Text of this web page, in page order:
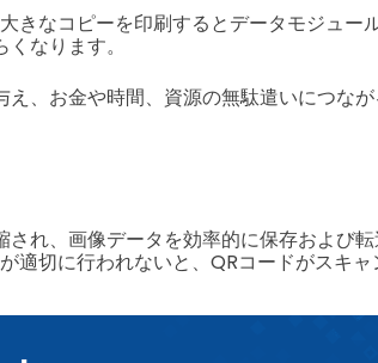
きなコピーを印刷するとデータモジュー
なります。
、お金や時間、資源の無駄遣いにつな
れ、画像データを効率的に保存および
適切に行われないと、QRコードがスキ